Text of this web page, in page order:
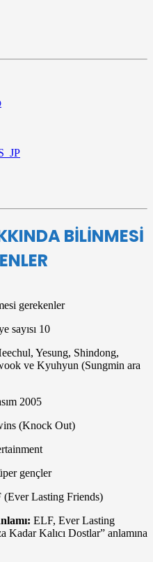
BİLİNMESİ
gerekenler
sayısı 10
Yesung, Shindong,
ve Kyuhyun (Sungmin ara
2005
(Knock Out)
gençler
(Ever Lasting Friends)
ELF, Ever Lasting
Kadar Kalıcı Dostlar” anlamına